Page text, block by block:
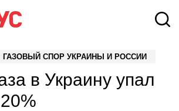
ГАЗОВЫЙ СПОР УКРАИНЫ И РОССИИ
в Украину упал